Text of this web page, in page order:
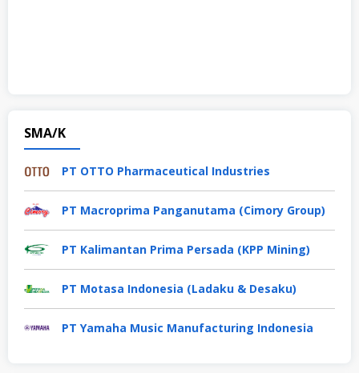
SMA/K
PT OTTO Pharmaceutical Industries
PT Macroprima Panganutama (Cimory Group)
PT Kalimantan Prima Persada (KPP Mining)
PT Motasa Indonesia (Ladaku & Desaku)
PT Yamaha Music Manufacturing Indonesia